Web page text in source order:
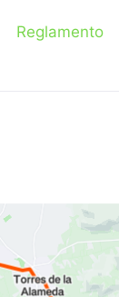
Reglamento